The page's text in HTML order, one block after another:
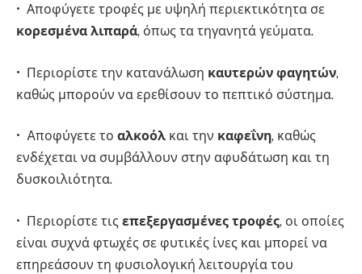
• Αποφύγετε τροφές με υψηλή περιεκτικότητα σε
κορεσμένα λιπαρά, όπως τα τηγανητά γεύματα.
• Περιορίστε την κατανάλωση καυτερών φαγητών,
καθώς μπορούν να ερεθίσουν το πεπτικό σύστημα.
• Aποφύγετε το αλκοόλ και την καφεΐνη, καθώς
ενδέχεται να συμβάλλουν στην αφυδάτωση και τη
δυσκοιλιότητα.
• Περιορίστε τις επεξεργασμένες τροφές, οι οποίες
είναι συχνά φτωχές σε φυτικές ίνες και μπορεί να
επηρεάσουν τη φυσιολογική λειτουργία του